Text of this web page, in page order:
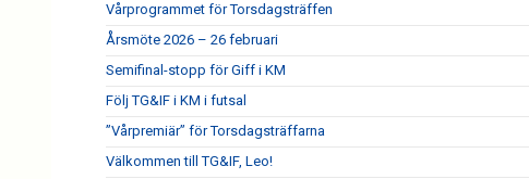
Vårprogrammet för Torsdagsträffen
Årsmöte 2026 – 26 februari
Semifinal-stopp för Giff i KM
Följ TG&IF i KM i futsal
”Vårpremiär” för Torsdagsträffarna
Välkommen till TG&IF, Leo!